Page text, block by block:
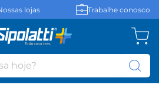
lojas Trabalhe conosco